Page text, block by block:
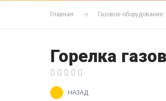
Главная Газовое оборудование
Горелка
НАЗАД